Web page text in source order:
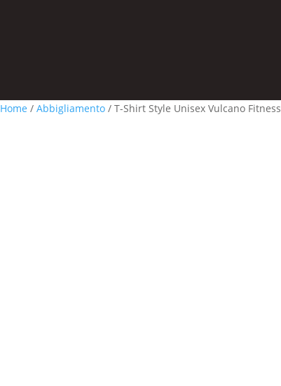
Home / Abbigliamento / T-Shirt Style Unisex Vulcano Fitness